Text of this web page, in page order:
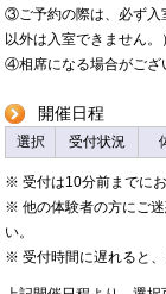
③ご予約の際は、必ず入
以外は入室できません。
④相席になる場合がござ
開催日程
選択 受付状況
※ 受付は10分前までにお
※ 他の体験者の方にご
い。
※ 受付時間に遅れると、